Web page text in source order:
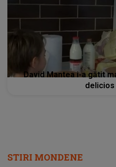
David Mantea i-a gătit
delicios
STIRI MONDENE